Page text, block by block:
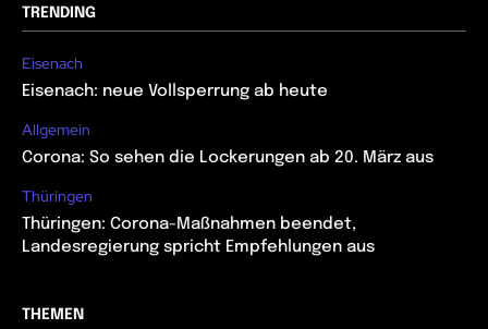
TRENDING
Eisenach
Eisenach: neue Vollsperrung ab heute
Allgemein
Corona: So sehen die Lockerungen ab 20. März aus
Thüringen
Thüringen: Corona-Maßnahmen beendet,
Landesregierung spricht Empfehlungen aus
THEMEN